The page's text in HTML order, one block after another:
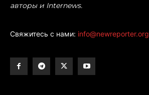
авторы и Internews.
Свяжитесь с нами: info@newreporter.org